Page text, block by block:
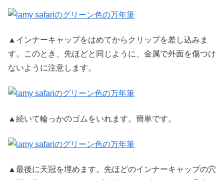
▲インナーキャップをはめてからクリップを差し込みま
す。このとき、先ほどと同じように、金属で外面を傷つけ
ないように注意します。
▲続いて輪っかのゴムをいれます。簡単です。
▲最後に天冠を埋めます。先ほどのインナーキャップの穴